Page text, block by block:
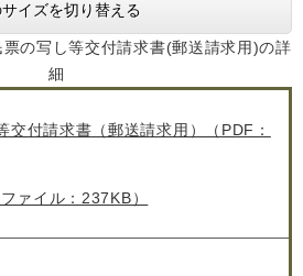
イズを切り替える
の写し等交付請求書(郵送請求用)の詳
細
交付請求書（郵送請求用）（PDF：
ァイル：237KB）